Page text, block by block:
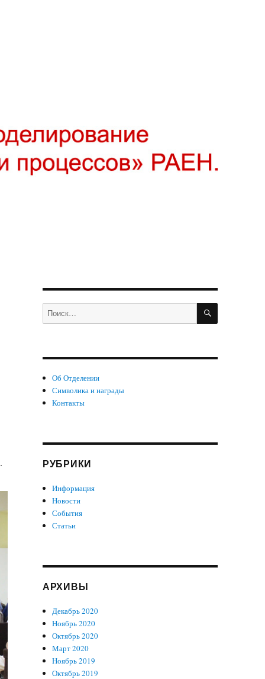
Искать: ПОИСК
Об Отделении
Символика и награды
Контакты
РУБРИКИ
Информация
Новости
События
Статьи
АРХИВЫ
Декабрь 2020
Ноябрь 2020
Октябрь 2020
Март 2020
Ноябрь 2019
Октябрь 2019